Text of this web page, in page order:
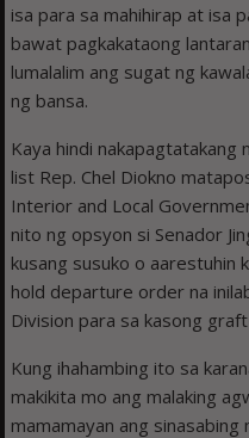
isa para sa mahihirap at isa
bawat pagkakataong
lumalalim ang sugat ng
ng bansa.
Kaya hindi nakapagtatakang
list Rep. Chel Diokno
Interior and Local
nito ng opsyon si Senador
kusang susuko o
hold departure order na
Division para sa kasong
Kung ihahambing ito sa
makikita mo ang malaking
mamamayan ang sinasabing